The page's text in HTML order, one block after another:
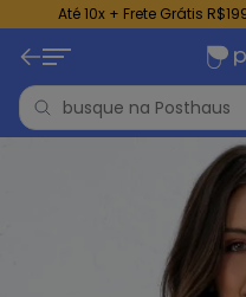
Até 10x + Frete Grátis